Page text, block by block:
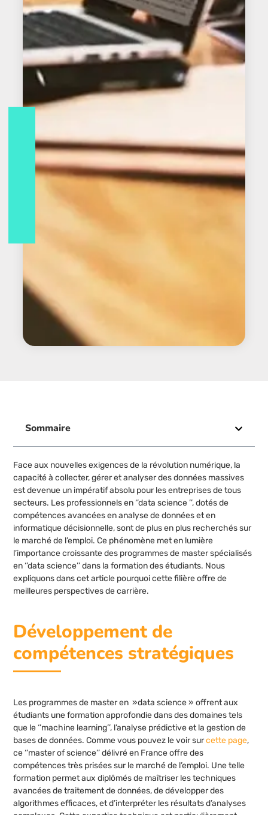
Sommaire
Face aux nouvelles exigences de la révolution numérique, la
capacité à collecter, gérer et analyser des données massives
est devenue un impératif absolu pour les entreprises de tous
secteurs. Les professionnels en ‘’data science ’’, dotés de
compétences avancées en analyse de données et en
informatique décisionnelle, sont de plus en plus recherchés sur
le marché de l’emploi. Ce phénomène met en lumière
l’importance croissante des programmes de master spécialisés
en ‘’data science’’ dans la formation des étudiants. Nous
expliquons dans cet article pourquoi cette filière offre de
meilleures perspectives de carrière.
Développement de
compétences stratégiques
Les programmes de master en »data science » offrent aux
étudiants une formation approfondie dans des domaines tels
que le ‘’machine learning’’, l’analyse prédictive et la gestion de
bases de données. Comme vous pouvez le voir surcette page,
ce ‘’master of science’’ délivré en France offre des
compétences très prisées sur le marché de l’emploi. Une telle
formation permet aux diplômés de maîtriser les techniques
avancées de traitement de données, de développer des
algorithmes efficaces, et d’interpréter les résultats d’analyses